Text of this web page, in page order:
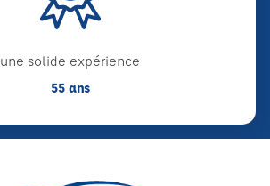
une solide expérience
55 ans